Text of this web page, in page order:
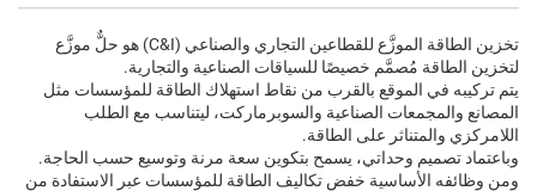
تخزين الطاقة الموزَّع للقطاعين التجاري والصناعي (C&I) هو حلٌّ موزَّع
لتخزين الطاقة مُصمَّم خصيصًا للسياقات الصناعية والتجارية.
يتم تركيبه في الموقع بالقرب من نقاط استهلاك الطاقة للمؤسسات مثل
المصانع والمجمعات الصناعية والسوبرماركت، ليتناسب مع الطلب
اللامركزي والمتناثر على الطاقة.
وباعتماد تصميم وحداتي، يسمح بتكوين سعة مرنة وتوسيع حسب الحاجة.
ومن وظائفه الأساسية خفض تكاليف الطاقة للمؤسسات عبر الاستفادة من